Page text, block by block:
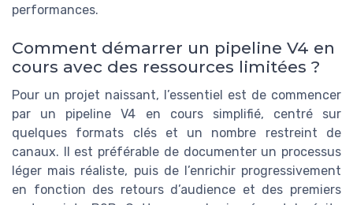
performances.
Comment démarrer un pipeline V4 en
cours avec des ressources limitées ?
Pour un projet naissant, l’essentiel est de commencer
par un pipeline V4 en cours simplifié, centré sur
quelques formats clés et un nombre restreint de
canaux. Il est préférable de documenter un processus
léger mais réaliste, puis de l’enrichir progressivement
en fonction des retours d’audience et des premiers